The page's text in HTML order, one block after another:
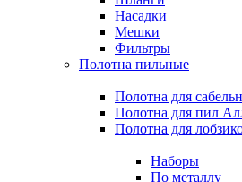
Насадки
Мешки
Фильтры
Полотна пильные
Полотна для
Полотна для пил
Полотна для
Наборы
По металлу